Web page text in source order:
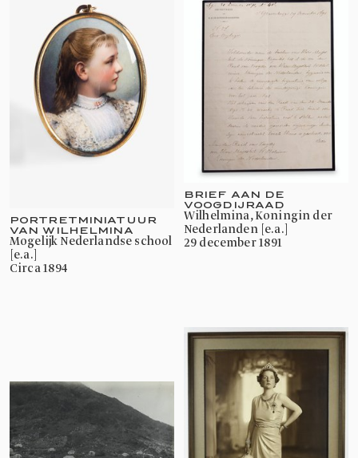
PORTRETMINIATUUR
VAN WILHELMINA
mogelijk Nederlandse school
[e.a.]
circa 1894
BRIEF AAN DE
VOOGDIJRAAD
Wilhelmina, Koningin der
Nederlanden [e.a.]
29 december 1891